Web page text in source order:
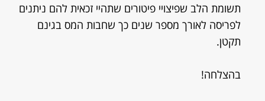
תשומת הלב שפיצויי פיטורים שתהיי זכאית להם ניתנים
לפריסה לאורך מספר שנים כך שחבות המס בגינם
תקטן.
בהצלחה!